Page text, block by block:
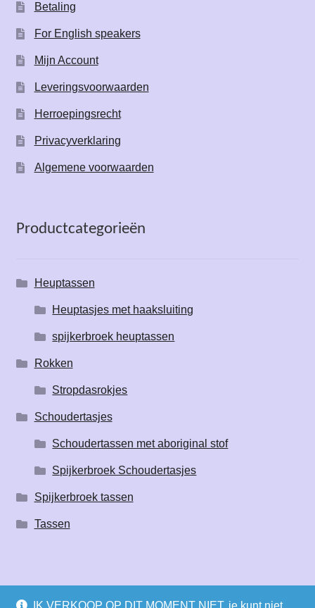
IK VERKOOP OP DIT MOMENT NIET, je kunt niet
Betaling
For English speakers
Mijn Account
Leveringsvoorwaarden
Herroepingsrecht
Privacyverklaring
Algemene voorwaarden
Productcategorieën
Heuptassen
Heuptasjes met haaksluiting
spijkerbroek heuptassen
Rokken
Stropdasrokjes
Schoudertasjes
Schoudertassen met aboriginal stof
Spijkerbroek Schoudertasjes
Spijkerbroek tassen
Tassen